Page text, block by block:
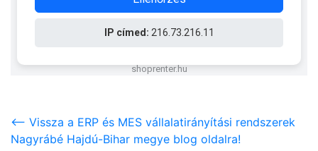
<-- Vissza a ERP és MES vállalatirányítási rendszerek
Nagyrábé Hajdú-Bihar megye blog oldalra!